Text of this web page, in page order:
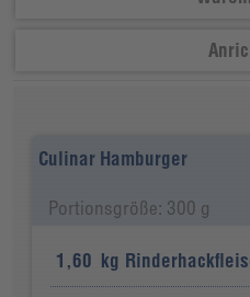
Culinar Hamburger
Portionsgröße: 300 g
1,60 kg